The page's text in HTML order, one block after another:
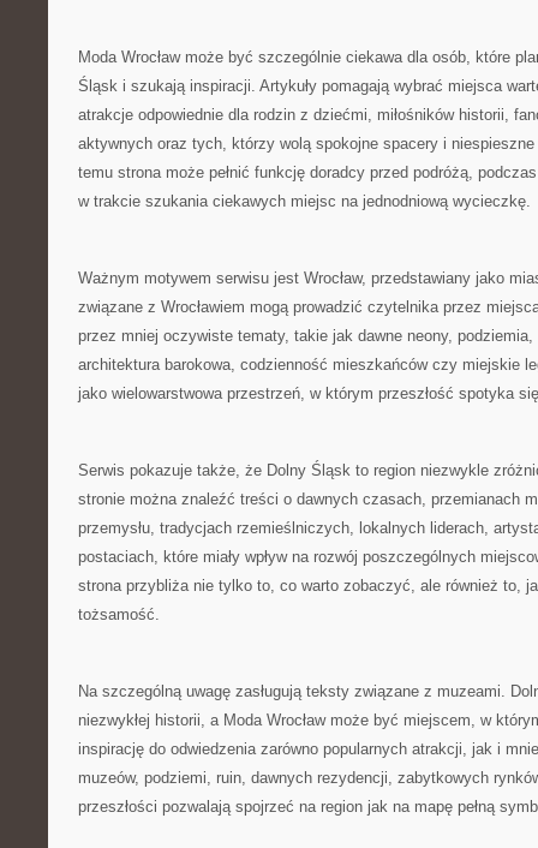
Moda Wrocław może być szczególnie ciekawa dla osób, które
Śląsk i szukają inspiracji. Artykuły pomagają wybrać miejsca
atrakcje odpowiednie dla rodzin z dziećmi, miłośników historii,
aktywnych oraz tych, którzy wolą spokojne spacery i
temu strona może pełnić funkcję doradcy przed podróżą,
w trakcie szukania ciekawych miejsc na jednodniową wycieczkę.
Ważnym motywem serwisu jest Wrocław, przedstawiany jako
związane z Wrocławiem mogą prowadzić czytelnika przez
przez mniej oczywiste tematy, takie jak dawne neony,
architektura barokowa, codzienność mieszkańców czy miejskie
jako wielowarstwowa przestrzeń, w którym przeszłość spotyka
Serwis pokazuje także, że Dolny Śląsk to region niezwykle
stronie można znaleźć treści o dawnych czasach, przemianach
przemysłu, tradycjach rzemieślniczych, lokalnych liderach,
postaciach, które miały wpływ na rozwój poszczególnych
strona przybliża nie tylko to, co warto zobaczyć, ale również to,
tożsamość.
Na szczególną uwagę zasługują teksty związane z muzeami.
niezwykłej historii, a Moda Wrocław może być miejscem, w
inspirację do odwiedzenia zarówno popularnych atrakcji, jak i
muzeów, podziemi, ruin, dawnych rezydencji, zabytkowych
przeszłości pozwalają spojrzeć na region jak na mapę pełną